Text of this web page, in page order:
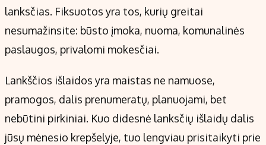
lanksčias. Fiksuotos yra tos, kurių greitai
nesumažinsite: būsto įmoka, nuoma, komunalinės
paslaugos, privalomi mokesčiai.
Lankščios išlaidos yra maistas ne namuose,
pramogos, dalis prenumeratų, planuojami, bet
nebūtini pirkiniai. Kuo didesnė lanksčių išlaidų dalis
jūsų mėnesio krepšelyje, tuo lengviau prisitaikyti prie